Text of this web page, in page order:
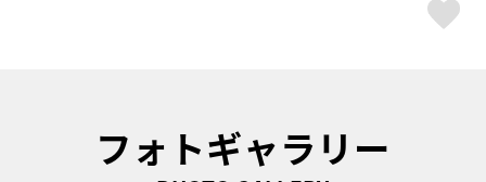
フォトギャラリー